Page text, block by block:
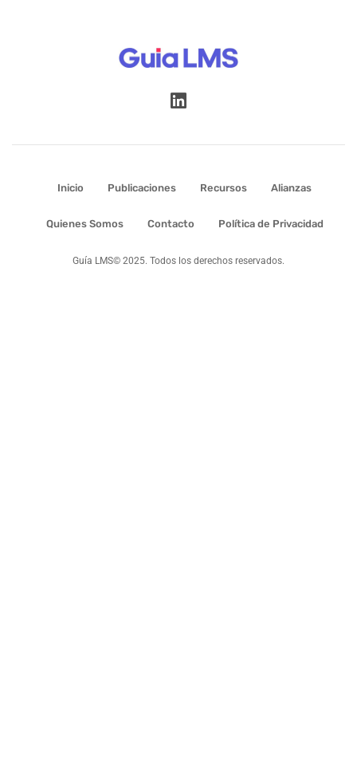
Inicio Publicaciones Recursos Alianzas
Quienes Somos Contacto Política de Privacidad
Guía LMS© 2025. Todos los derechos reservados.